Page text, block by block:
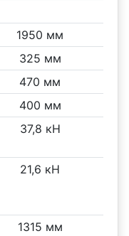
1950 мм
325 мм
470 мм
400 мм
37,8 кН
21,6 кН
1315 мм